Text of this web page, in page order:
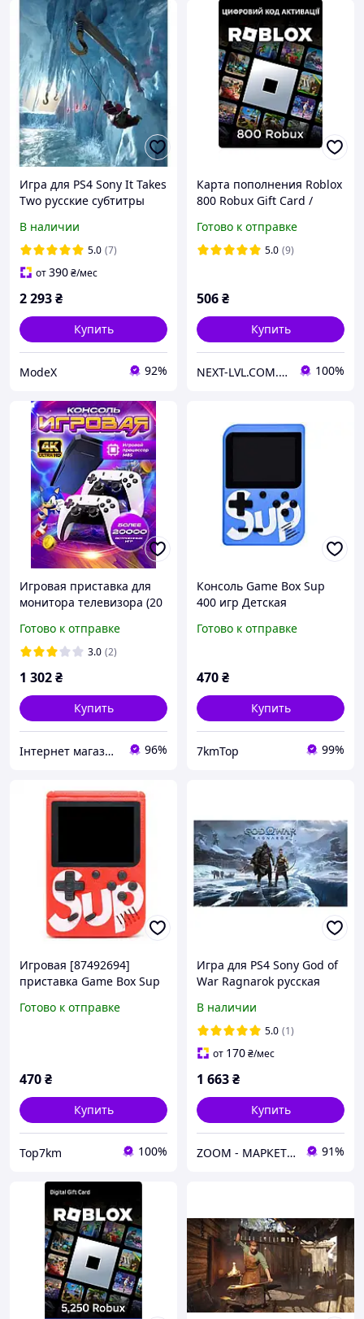
Игра для PS4 Sony It Takes
Two русские субтитры
В наличии
5.0 (7)
от390₴/мес
2 293₴
Купить
ModeX 92%
Карта пополнения Roblox
800 Robux Gift Card /
800 Робукс (цифровой код
активации)
Готово к отправке
5.0 (9)
506₴
Купить
NEXT-LVL.COM.UA 100%
Игровая приставка для
монитора телевизора (20
Игровая консоль для
ребенка, THO
Готово к отправке
3.0 (2)
1 302₴
Купить
Інтернет магазин WOWShop 96%
Консоль Game Box Sup
400 игр Детская
Ретро 8bit Dendy Sega
Готово к отправке
470₴
Купить
7kmTop 99%
Игровая [87492694]
приставка Game Box Sup
детей консоль Dendy
Готово к отправке
470₴
Купить
Top7km 100%
Игра для PS4 Sony God of
War Ragnarok русская
В наличии
5.0 (1)
от 170₴/мес
1 663₴
Купить
ZOOM - МАРКЕТ ЦИФРОВОЙ ТЕХНИКИ 91%